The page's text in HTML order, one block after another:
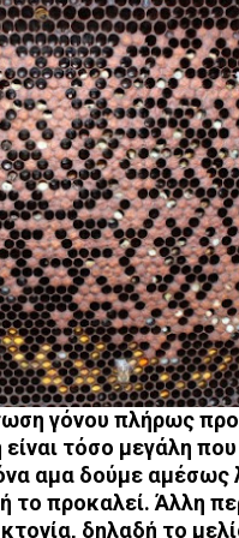
γόνου πλήρως
τόσο μεγάλη που
αμα δούμε
το προκαλεί. Άλλη
δηλαδή το